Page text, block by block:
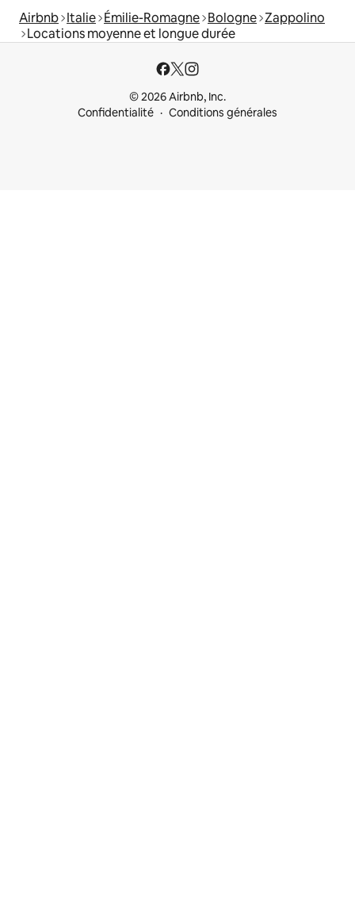
Airbnb Italie Émilie-Romagne Bologne Zappolino
Locations moyenne et longue durée
© 2026 Airbnb, Inc.
Confidentialité
Conditions générales